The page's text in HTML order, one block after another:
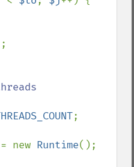
;
new Runtime();